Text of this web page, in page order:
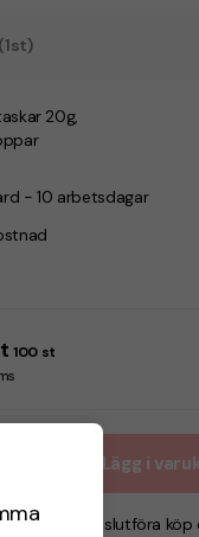
20g,
- 10 arbetsdagar
100 st
Lägg i
väljer du att slutföra